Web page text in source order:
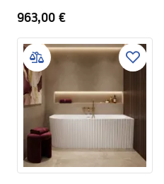
963,00 €